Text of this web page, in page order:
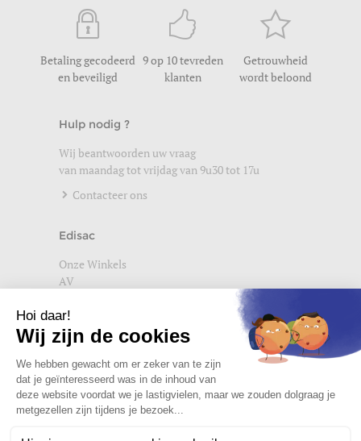
Betaling gecodeerd
en beveiligd
9 op 10 tevreden
klanten
Getrouwheid
wordt beloond
Hulp nodig ?
Wij beantwoorden uw vraag
van maandag tot vrijdag van 9u30 tot 17u
Contacteer ons
Edisac
Onze Winkels
AV
Wettelijke vermeldingen
Privacybeleid
Setup Cookies
Word lid van de edisac community